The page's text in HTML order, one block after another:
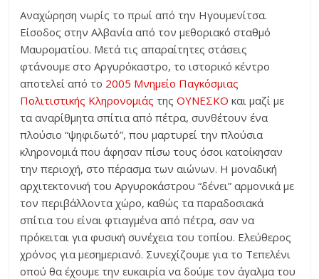
Αναχώρηση νωρίς το πρωί από την Ηγουμενίτσα.
Είσοδος στην Αλβανία από τον μεθοριακό σταθμό
Μαυροματίου. Μετά τις απαραίτητες στάσεις
φτάνουμε στο Αργυρόκαστρο, το ιστορικό κέντρο
αποτελεί από το 2005 Μνημείο Παγκόσμιας
Πολιτιστικής Κληρονομιάς τηςΟΥΝΕΣΚΟ και μαζί με
τα αναρίθμητα σπίτια από πέτρα, συνθέτουν ένα
πλούσιο “ψηφιδωτό”, που μαρτυρεί την πλούσια
κληρονομιά που άφησαν πίσω τους όσοι κατοίκησαν
την περιοχή, στο πέρασμα των αιώνων. Η μοναδική
αρχιτεκτονική του Αργυροκάστρου “δένει” αρμονικά με
τον περιβάλλοντα χώρο, καθώς τα παραδοσιακά
σπίτια του είναι φτιαγμένα από πέτρα, σαν να
πρόκειται για φυσική συνέχεια του τοπίου. Ελεύθερος
χρόνος για μεσημεριανό. Συνεχίζουμε για το Τεπελένι
οπού θα έχουμε την ευκαιρία να δούμε τον άγαλμα του